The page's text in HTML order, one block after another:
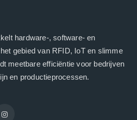
hardware-, software- en
gebied van RFID, IoT en slimme
meetbare efficiëntie voor bedrijven
en productieprocessen.